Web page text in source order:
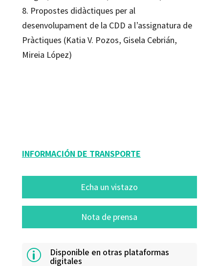
8. Propostes didàctiques per al
desenvolupament de la CDD a l’assignatura de
Pràctiques (Katia V. Pozos, Gisela Cebrián,
Mireia López)
INFORMACIÓN DE TRANSPORTE
Echa un vistazo
Nota de prensa
p Disponible en otras plataformas
digitales